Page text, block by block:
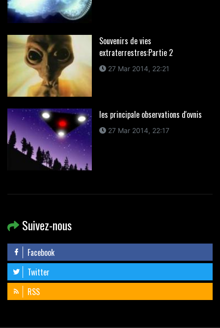
Souvenirs de vies
extraterrestres:Partie 2
27 Mar 2014, 22:21
les principale observations d'ovnis
27 Mar 2014, 22:17
Suivez-nous
Facebook
Twitter
RSS